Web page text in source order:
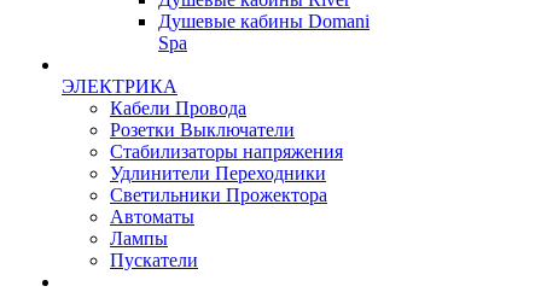
Душевые кабины Domani
Spa
ЭЛЕКТРИКА
Кабели Провода
Розетки Выключатели
Стабилизаторы напряжения
Удлинители Переходники
Светильники Прожектора
Автоматы
Лампы
Пускатели